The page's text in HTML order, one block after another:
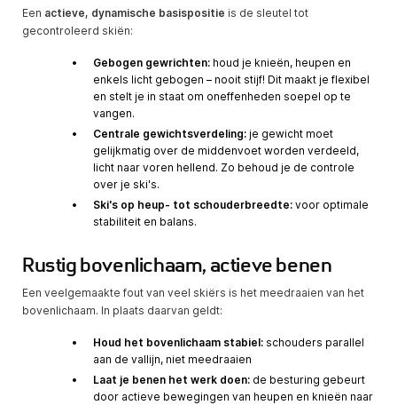
Een actieve, dynamische basispositie is de sleutel tot
gecontroleerd skiën:
Gebogen gewrichten: houd je knieën, heupen en
enkels licht gebogen – nooit stijf! Dit maakt je flexibel
en stelt je in staat om oneffenheden soepel op te
vangen.
Centrale gewichtsverdeling: je gewicht moet
gelijkmatig over de middenvoet worden verdeeld,
licht naar voren hellend. Zo behoud je de controle
over je ski's.
Ski's op heup- tot schouderbreedte: voor optimale
stabiliteit en balans.
Rustig bovenlichaam, actieve benen
Een veelgemaakte fout van veel skiërs is het meedraaien van het
bovenlichaam. In plaats daarvan geldt:
Houd het bovenlichaam stabiel: schouders parallel
aan de vallijn, niet meedraaien
Laat je benen het werk doen: de besturing gebeurt
door actieve bewegingen van heupen en knieën naar